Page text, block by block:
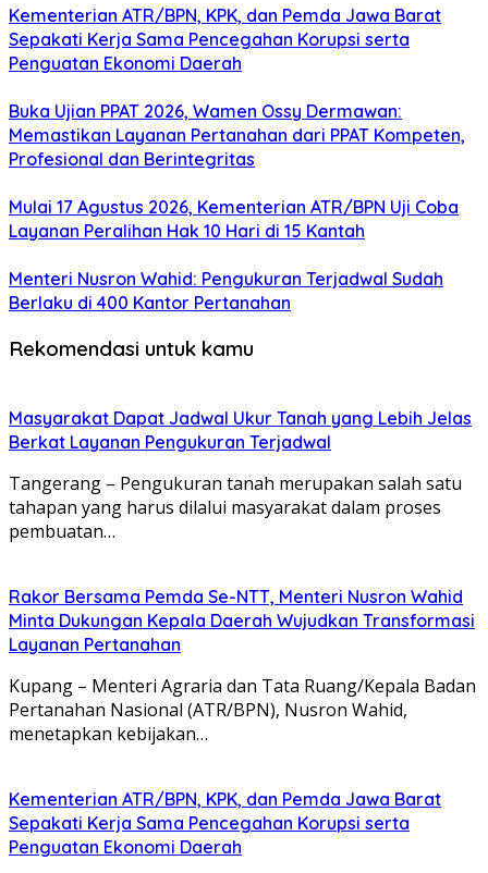
Kementerian ATR/BPN, KPK, dan Pemda Jawa Barat
Sepakati Kerja Sama Pencegahan Korupsi serta
Penguatan Ekonomi Daerah
Buka Ujian PPAT 2026, Wamen Ossy Dermawan:
Memastikan Layanan Pertanahan dari PPAT Kompeten,
Profesional dan Berintegritas
Mulai 17 Agustus 2026, Kementerian ATR/BPN Uji Coba
Layanan Peralihan Hak 10 Hari di 15 Kantah
Menteri Nusron Wahid: Pengukuran Terjadwal Sudah
Berlaku di 400 Kantor Pertanahan
Rekomendasi untuk kamu
Masyarakat Dapat Jadwal Ukur Tanah yang Lebih Jelas
Berkat Layanan Pengukuran Terjadwal
Tangerang – Pengukuran tanah merupakan salah satu
tahapan yang harus dilalui masyarakat dalam proses
pembuatan…
Rakor Bersama Pemda Se-NTT, Menteri Nusron Wahid
Minta Dukungan Kepala Daerah Wujudkan Transformasi
Layanan Pertanahan
Kupang – Menteri Agraria dan Tata Ruang/Kepala Badan
Pertanahan Nasional (ATR/BPN), Nusron Wahid,
menetapkan kebijakan…
Kementerian ATR/BPN, KPK, dan Pemda Jawa Barat
Sepakati Kerja Sama Pencegahan Korupsi serta
Penguatan Ekonomi Daerah